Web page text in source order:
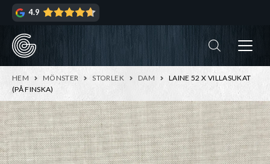
Hoppa
navigering
Hoppa
innehåll
4.9
HEM MÖNSTER STORLEK DAM
LAINE 52 X VILLASUKAT
(PÅ FINSKA)